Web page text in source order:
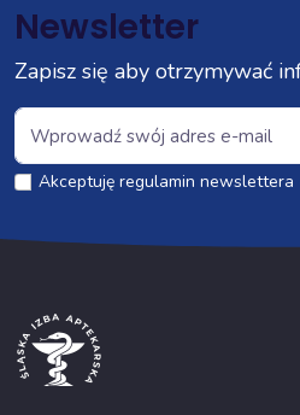
Newsletter
Zapisz się aby otrzymywać
Akceptuję regulamin newslettera